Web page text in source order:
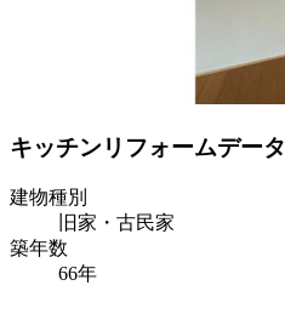
キッチンリフォームデータ
建物種別
旧家・古民家
築年数
66年